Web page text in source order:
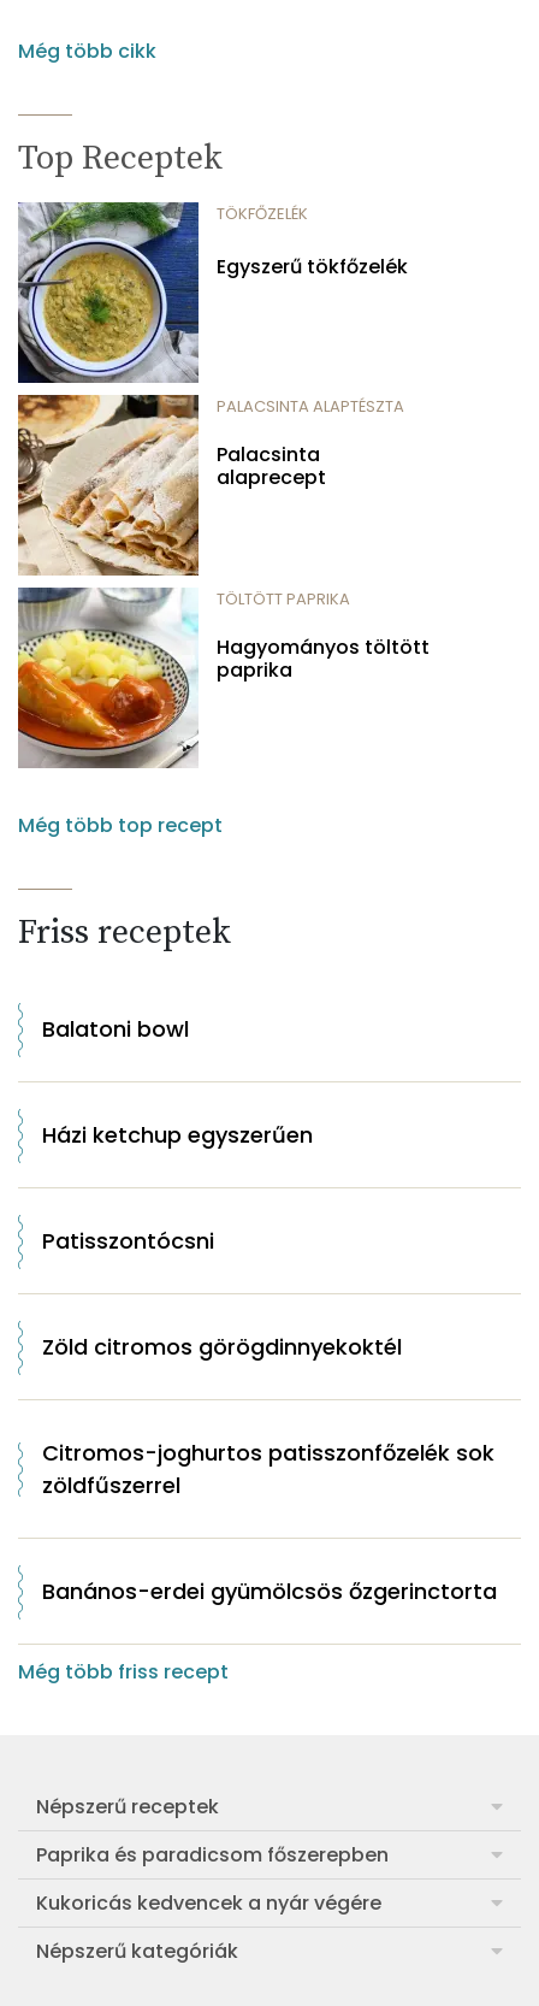
Még több cikk
Top Receptek
TÖKFŐZELÉK
Egyszerű tökfőzelék
PALACSINTA ALAPTÉSZTA
Palacsinta
alaprecept
TÖLTÖTT PAPRIKA
Hagyományos töltött
paprika
Még több top recept
Friss receptek
Balatoni bowl
Házi ketchup egyszerűen
Patisszontócsni
Zöld citromos görögdinnyekoktél
Citromos-joghurtos patisszonfőzelék sok
zöldfűszerrel
Banános-erdei gyümölcsös őzgerinctorta
Még több friss recept
Népszerű receptek
Frankfurti leves
Egyszerű muffin
Aranygaluska
Paprika és paradicsom főszerepben
Pan con Tomate
Paradicsom és paprika eltevése télre
Kukoricás kedvencek a nyár végére
Legfinomabb főtt kukorica
Népszerű kategóriák